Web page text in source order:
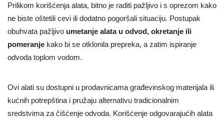
Prilikom korišćenja alata, bitno je raditi pažljivo i s oprezom kako
ne biste oštetili cevi ili dodatno pogoršali situaciju. Postupak
obuhvata pažljivo umetanje alata u odvod, okretanje ili
pomeranje kako bi se otklonila prepreka, a zatim ispiranje
odvoda toplom vodom.
Ovi alati su dostupni u prodavnicama građevinskog materijala ili
kućnih potrepština i pružaju alternativu tradicionalnim
sredstvima za čišćenje odvoda. Korišćenje odgovarajućih alata